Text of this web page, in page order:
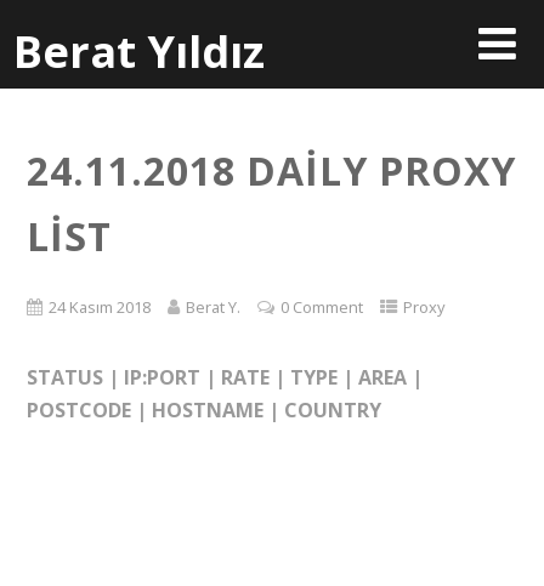
Berat Yıldız
24.11.2018 DAİLY PROXY
LİST
24 Kasım 2018 Berat Y. 0 Comment Proxy
STATUS | IP:PORT | RATE | TYPE | AREA |
POSTCODE | HOSTNAME | COUNTRY